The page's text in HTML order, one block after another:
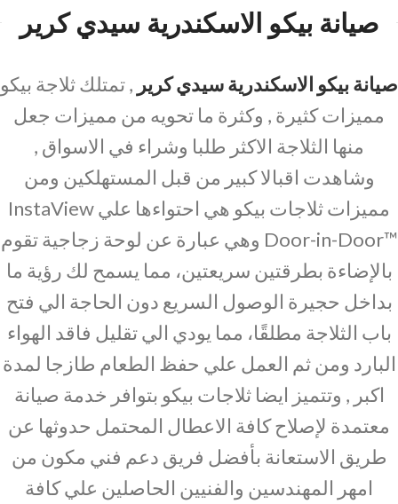
صيانة بيكو الاسكندرية سيدي كرير
صيانة بيكو الاسكندرية سيدي كرير , تمتلك ثلاجة بيكو
مميزات كثيرة , وكثرة ما تحويه من مميزات جعل
منها الثلاجة الاكثر طلبا وشراء في الاسواق ,
وشاهدت اقبالا كبير من قبل المستهلكين ومن
مميزات ثلاجات بيكو هي احتواءها علي InstaView
Door-in-Door™‎ وهي عبارة عن لوحة زجاجية تقوم
بالإضاءة بطرقتين سريعتين، مما يسمح لك رؤية ما
بداخل حجيرة الوصول السريع دون الحاجة الي فتح
باب الثلاجة مطلقًا، مما يودي الي تقليل فاقد الهواء
البارد ومن ثم العمل علي حفظ الطعام طازجا لمدة
اكبر , وتتميز ايضا ثلاجات بيكو بتوافر خدمة صيانة
معتمدة لإصلاح كافة الاعطال المحتمل حدوثها عن
طريق الاستعانة بأفضل فريق دعم فني مكون من
امهر المهندسين والفنيين الحاصلين علي كافة